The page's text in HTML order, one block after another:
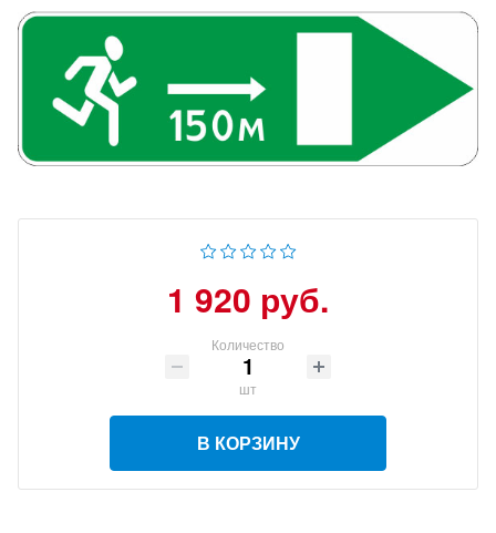
1 920 руб.
Количество
шт
В КОРЗИНУ